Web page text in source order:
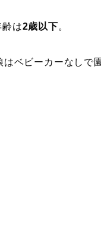
は2歳以下。
ベビーカーなしで